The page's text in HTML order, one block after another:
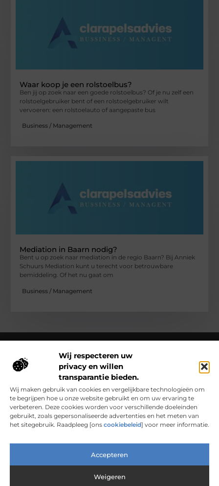
Wij respecteren uw
privacy en willen
transparantie bieden.
Wij maken gebruik van cookies en vergelijkbare technologieën om
te begrijpen hoe u onze website gebruikt en om uw ervaring te
verbeteren. Deze cookies worden voor verschillende doeleinden
gebruikt, zoals gepersonaliseerde advertenties en het meten van
het sitegebruik. Raadpleeg [ons cookiebeleid] voor meer informatie.
Accepteren
Weigeren
Waar koop je een rolstoelbus?
Ben jij op zoek naar een goede rolstoelbus? Of je nu zelf een
rolstoelgebruiker bent of een rolstoelgebruiker wilt
vervoeren: een rolstoelauto of aangepaste bus
Business / Management
Mediation in Baarn nodig?
Bent u op zoek naar mediation in de regio Baarn? Bij Anniek
Schuurs Mediation kunt u terecht voor betrouwbare
bemiddeling. Of het nu gaat om
Business / Management
Over Clarapelsadvies
Clarapelsadvies.nl – Een wereld vol verhalen en inzichten.
Ontdek inspirerende blogs en artikelen over alles wat het
dagelijks leven boeiend maakt.
Bericht categorie